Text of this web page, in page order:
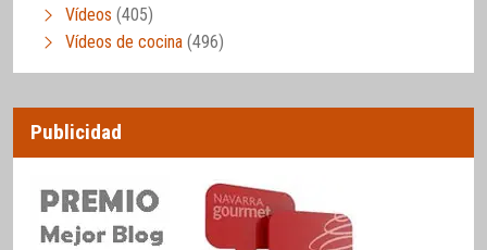
Vídeos (405)
Vídeos de cocina (496)
Publicidad